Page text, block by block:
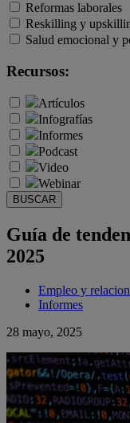
Reformas laborales
Reskilling y
Salud emocional y
Recursos:
Artículos
Infografías
Informes
Podcast
Video
Webinar
BUSCAR
Guía de
2025
Empleo y
Informes
28 mayo, 2025